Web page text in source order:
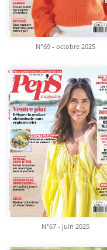
N°69 - octobre 2025
N°67 - juin 2025